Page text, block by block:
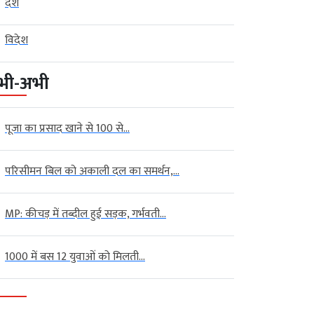
विदेश
अभी
पूजा का प्रसाद खाने से 100 से...
परिसीमन बिल को अकाली दल का समर्थन,...
MP: कीचड़ में तब्दील हुई सड़क, गर्भवती...
1000 में बस 12 युवाओं को मिलती...